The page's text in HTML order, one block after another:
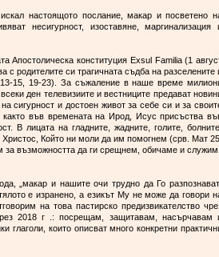
настоящото послание, макар и посветено
несигурност, изоставяне, маргинализация
Апостолическа конституция Exsul Familia (1
с родителите си трагичната съдба на разселените
15, 19-23). За съжаление в наше време
ден телевизиите и вестниците предават
сигурност и достоен живот за себе си и за
във времената на Ирод, Исус присъства
В лицата на гладните, жадните, голите, болните,
Който ни моли да им помогнем (срв. Мат
възможността да ги срещнем, обичаме и служим.
„макар и нашите очи трудно да Го
е изранено, а езикът Му не може да говори
на това пастирско предизвикателство
2018 г .: посрещам, защитавам, насърчавам
които описват много конкретни